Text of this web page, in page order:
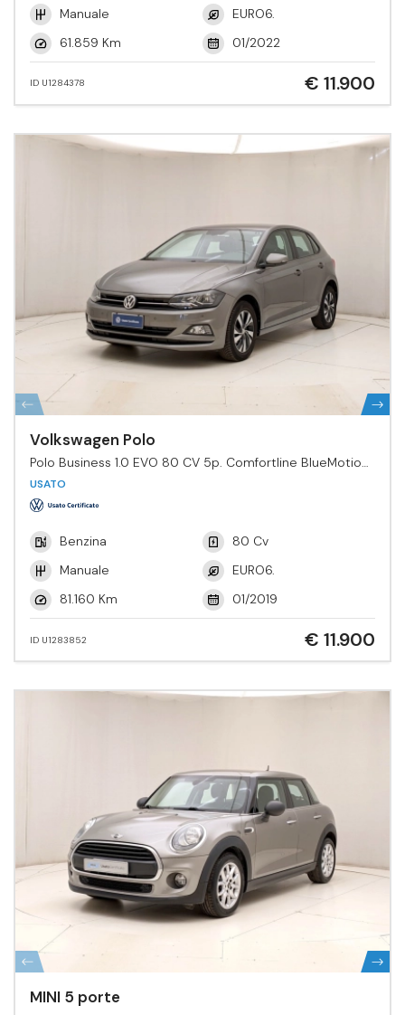
Manuale
EURO6.
61.859 Km
01/2022
ID U1284378 € 11.900
Volkswagen Polo
Polo Business 1.0 EVO 80 CV 5p. Comfortline BlueMotion
Tech.
USATO
Benzina
80 Cv
Manuale
EURO6.
81.160 Km
01/2019
ID U1283852 € 11.900
MINI 5 porte